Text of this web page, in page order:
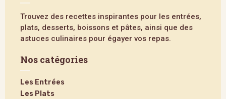
Trouvez des recettes inspirantes pour les entrées,
plats, desserts, boissons et pâtes, ainsi que des
astuces culinaires pour égayer vos repas.
Nos catégories
Les Entrées
Les Plats